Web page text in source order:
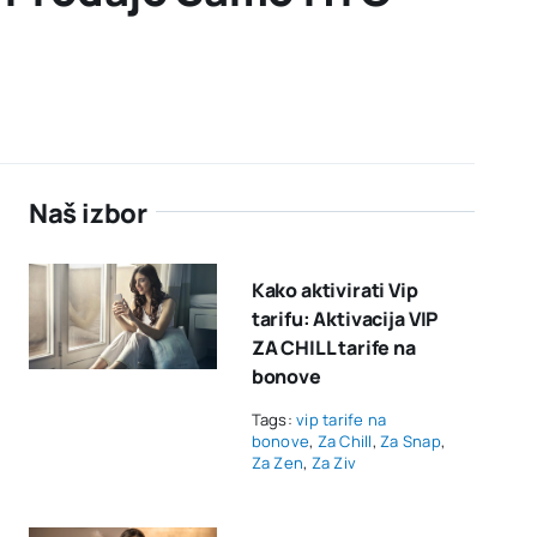
Naš izbor
Kako aktivirati Vip
tarifu: Aktivacija VIP
ZA CHILL tarife na
bonove
Tags:vip tarife na
bonove, Za Chill,Za Snap,
Za Zen, Za Ziv